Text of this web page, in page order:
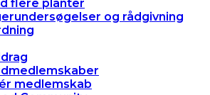
flere planter
og rådgivning
medlemskab